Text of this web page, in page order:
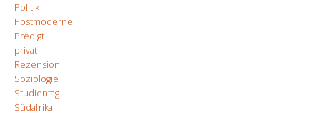
Politik
Postmoderne
Predigt
privat
Rezension
Soziologie
Studientag
Südafrika